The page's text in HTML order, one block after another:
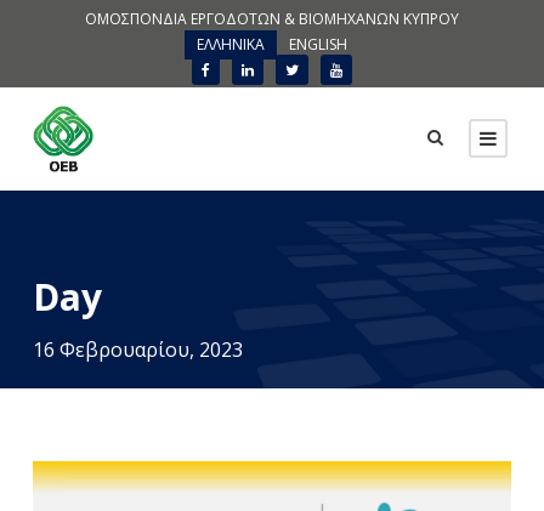
ΟΜΟΣΠΟΝΔΙΑ ΕΡΓΟΔΟΤΩΝ & ΒΙΟΜΗΧΑΝΩΝ ΚΥΠΡΟΥ
ΕΛΛΗΝΙΚΑ
ENGLISH
Day
16 Φεβρουαρίου, 2023